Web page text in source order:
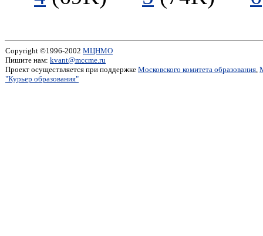
Copyright ©1996-2002 МЦНМО
Пишите нам: kvant@mccme.ru
Проект осуществляется при поддержке Московского комитета образования,
"Курьер образования"